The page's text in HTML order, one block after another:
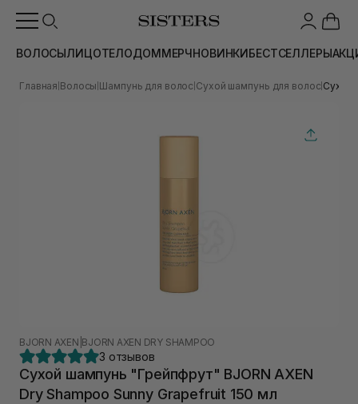
ВОЛОСЫЛИЦОТЕЛОДОММЕРЧНОВИНКИБЕСТСЕЛЛЕРЫ
Главная Волосы Шампунь для волос Сухой шампунь для волос Сухой
BJORN AXEN BJORN AXEN DRY SHAMPOO
3 отзывов
Сухой шампунь "Грейпфрут" BJORN AXEN
Dry Shampoo Sunny Grapefruit 150 мл